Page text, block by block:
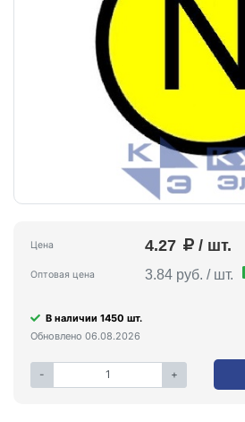
Цена 4.27 / шт.
Оптовая цена 3.84 руб. / шт.
В наличии 1450 шт.
Обновлено 06.08.2026
- +